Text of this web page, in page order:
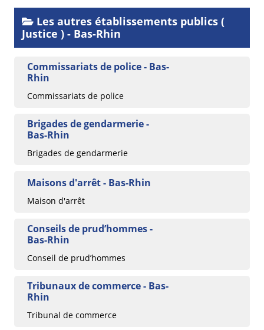
Les autres établissements publics (
Justice ) - Bas-Rhin
Commissariats de police - Bas-
Rhin
Commissariats de police
Brigades de gendarmerie -
Bas-Rhin
Brigades de gendarmerie
Maisons d'arrêt - Bas-Rhin
Maison d'arrêt
Conseils de prud’hommes -
Bas-Rhin
Conseil de prud’hommes
Tribunaux de commerce - Bas-
Rhin
Tribunal de commerce